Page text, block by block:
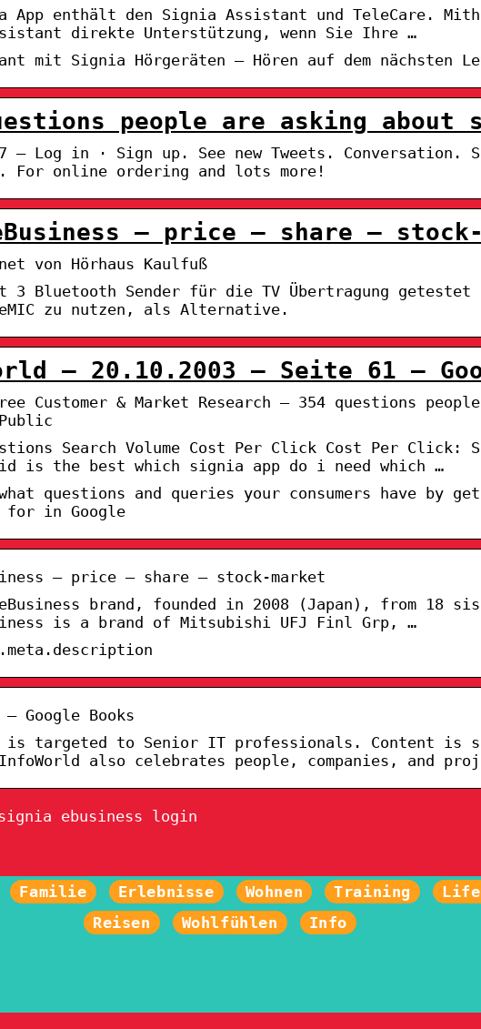
App enthält den Signia Assistant und TeleCare.
direkte Unterstützung, wenn Sie Ihre …
mit Signia Hörgeräten – Hören auf dem nächsten
people are asking about
— Log in · Sign up. See new Tweets. Conversation.
For online ordering and lots more!
eBusiness – price – share –
von Hörhaus Kaulfuß
3 Bluetooth Sender für die TV Übertragung getestet
zu nutzen, als Alternative.
– 20.10.2003 – Seite 61 –
Customer & Market Research – 354 questions
Search Volume Cost Per Click Cost Per Click:
is the best which signia app do i need which …
questions and queries your consumers have by
for in Google
– price – share – stock-market
eBusiness brand, founded in 2008 (Japan), from 18
is a brand of Mitsubishi UFJ Finl Grp, …
Google Books
is targeted to Senior IT professionals. Content is
also celebrates people, companies, and
ebusiness login
Familie Erlebnisse Wohnen Training
Reisen
Wohlfühlen Info